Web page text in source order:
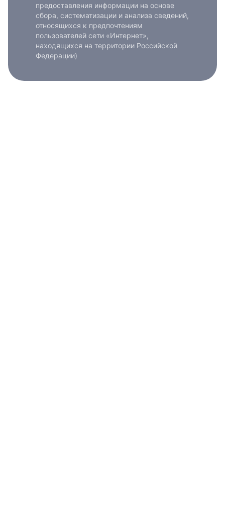
предоставления информации на основе
сбора, систематизации и анализа сведений,
относящихся к предпочтениям
пользователей сети «Интернет»,
находящихся на территории Российской
Федерации)